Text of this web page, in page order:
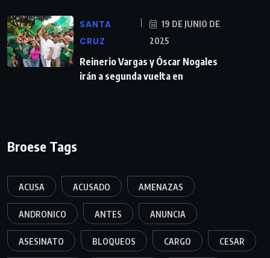
SANTA
CRUZ
19 DE JUNIO DE
2025
Reinerio Vargas y Óscar Nogales
irán a segunda vuelta en
Broese Tags
ACUSA ACUSADO AMENAZAS
ANDRONICO ANTES ANUNCIA
ASESINATO BLOQUEOS CARGO CESAR